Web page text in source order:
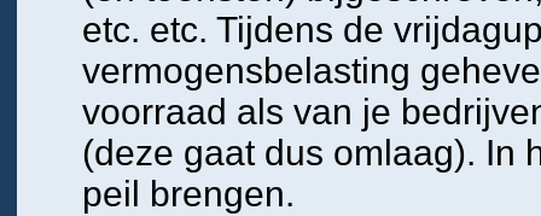
etc. etc. Tijdens de
vermogensbelasting
voorraad als van je
(deze gaat dus omlaag). In
peil brengen.